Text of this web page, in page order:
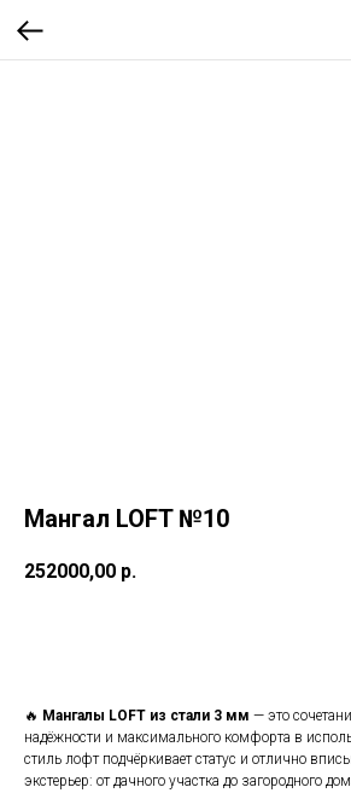
Мангал LOFT №10
252000,00 р.
🔥 Мангалы LOFT из стали 3 мм — это
надёжности и максимального комфорта в
стиль лофт подчёркивает статус и отлично
экстерьер: от дачного участка до загородного